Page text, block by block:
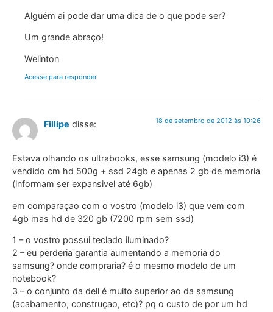
Alguém ai pode dar uma dica de o que pode ser?
Um grande abraço!
Welinton
Acesse para responder
Fillipe disse: 18 de setembro de 2012 às 10:26
Estava olhando os ultrabooks, esse samsung (modelo i3) é
vendido cm hd 500g + ssd 24gb e apenas 2 gb de memoria
(informam ser expansivel até 6gb)
em comparaçao com o vostro (modelo i3) que vem com
4gb mas hd de 320 gb (7200 rpm sem ssd)
1 – o vostro possui teclado iluminado?
2 – eu perderia garantia aumentando a memoria do
samsung? onde compraria? é o mesmo modelo de um
notebook?
3 – o conjunto da dell é muito superior ao da samsung
(acabamento, construçao, etc)? pq o custo de por um hd